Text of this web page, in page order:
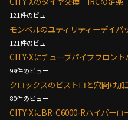
121件のビュー
モンベルのユティリティーデイパ
121件のビュー
CITY-Xにチューブパイプフロン
99件のビュー
クロックスのビストロと穴開け加
80件のビュー
CITY-XにBR-C6000-Rハイパーロ